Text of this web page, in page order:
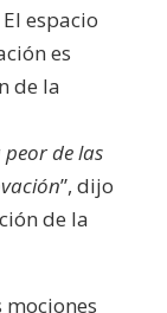
El espacio
es
de la
de las
”, dijo
de la
mociones